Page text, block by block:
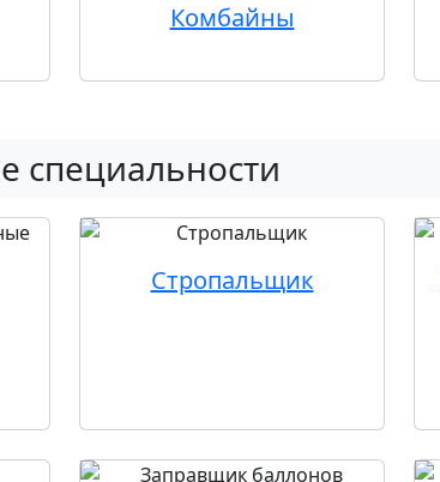
Комбайны
специальности
Стропальщик